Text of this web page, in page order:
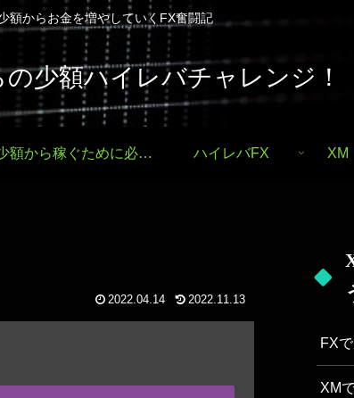
額からお金を増やしていくFX奮闘記
少額ハイレバチャレンジ！
少額から稼ぐために必要なこと ハイレバFX XM
2022.04.14 2022.11.13
FX
XM